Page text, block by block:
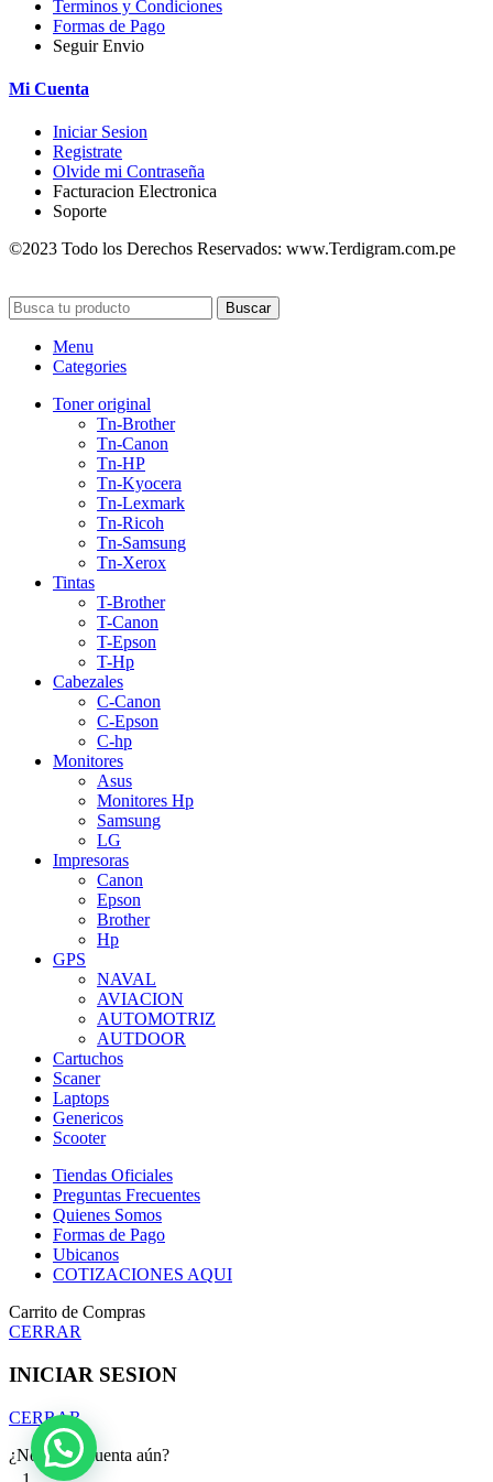
Terminos y Condiciones
Formas de Pago
Seguir Envio
Mi Cuenta
Iniciar Sesion
Registrate
Olvide mi Contraseña
Facturacion Electronica
Soporte
©2023 Todo los Derechos Reservados: www.Terdigram.com.pe
Buscar
Menu
Categories
Toner original
Tn-Brother
Tn-Canon
Tn-HP
Tn-Kyocera
Tn-Lexmark
Tn-Ricoh
Tn-Samsung
Tn-Xerox
Tintas
T-Brother
T-Canon
T-Epson
T-Hp
Cabezales
C-Canon
C-Epson
C-hp
Monitores
Asus
Monitores Hp
Samsung
LG
Impresoras
Canon
Epson
Brother
Hp
GPS
NAVAL
AVIACION
AUTOMOTRIZ
AUTDOOR
Cartuchos
Scaner
Laptops
Genericos
Scooter
Tiendas Oficiales
Preguntas Frecuentes
Quienes Somos
Formas de Pago
Ubicanos
COTIZACIONES AQUI
Carrito de Compras
CERRAR
INICIAR SESION
CERRAR
¿No tienes cuenta aún?